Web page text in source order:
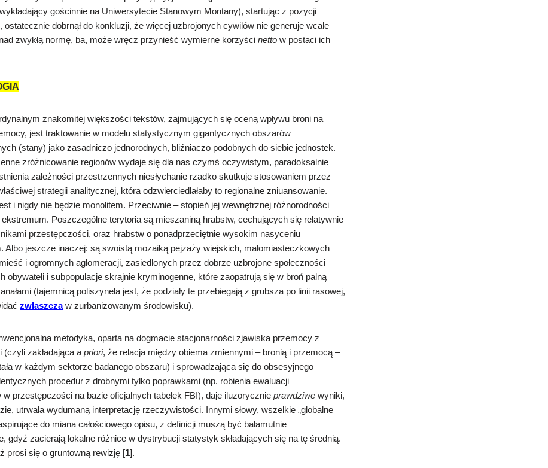
gościnnie na Uniwersytecie Stanowym Montany), startując z pozycji
dobrnął do konkluzji, że więcej uzbrojonych cywilów nie generuje wcale
zwykłą normę, ba, może wręcz przynieść wymierne korzyścinetto w postaci ich
znakomitej większości tekstów, zajmujących się oceną wpływu broni na
jest traktowaniew modelu statystycznym gigantycznych obszarów
(stany) jako zasadniczo jednorodnych, bliźniaczo podobnych do siebie jednostek.
zróżnicowanie regionów wydaje się dla nas czymś oczywistym, paradoksalnie
zależności przestrzennych niesłychanie rzadko skutkuje stosowaniem przez
strategii analitycznej, która odzwierciedlałaby to regionalne zniuansowanie.
i nigdy nie będzie monolitem. Przeciwnie – stopień jej wewnętrznej różnorodności
Poszczególne terytoria są mieszaniną hrabstw, cechujących się relatywnie
przestępczości, oraz hrabstw o ponadprzeciętnie wysokim nasyceniu
Albo jeszcze inaczej: są swoistą mozaiką pejzaży wiejskich, małomiasteczkowych
i ogromnych aglomeracji, zasiedlonych przez dobrze uzbrojone społeczności
obywateli i subpopulacje skrajnie kryminogenne, które zaopatrują się w broń palną
(tajemnicą poliszynela jest, że podziały te przebiegają z grubsza po linii rasowej,
zwłaszczaw zurbanizowanym środowisku).
metodyka, oparta na dogmacie stacjonarnościzjawiska przemocy z
(czyli zakładającaa priori, że relacja między obiema zmiennymi – bronią i przemocą –
w każdym sektorze badanego obszaru) i sprowadzająca się do obsesyjnego
procedur z drobnymi tylko poprawkami (np. robienia ewaluacji
w przestępczości na bazie oficjalnych tabelek FBI), daje iluzorycznieprawdziwe wyniki,
utrwala wydumaną interpretację rzeczywistości. Innymi słowy, wszelkie „globalne
do miana całościowego opisu, z definicji muszą być bałamutnie
gdyż zacierają lokalne różnice w dystrybucji statystyk składających się na tę średnią.
prosi się o gruntowną rewizję [1].